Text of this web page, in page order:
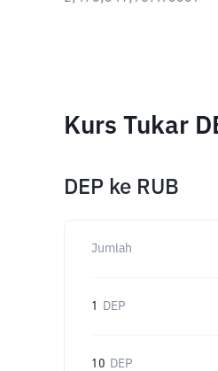
Kurs Tukar
DEP ke RUB
Jumlah
1 DEP
10 DEP